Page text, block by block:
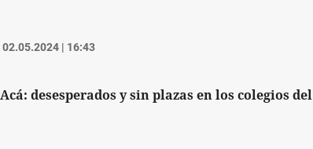
02.05.2024 | 16:43
desesperados y sin plazas en los colegios del